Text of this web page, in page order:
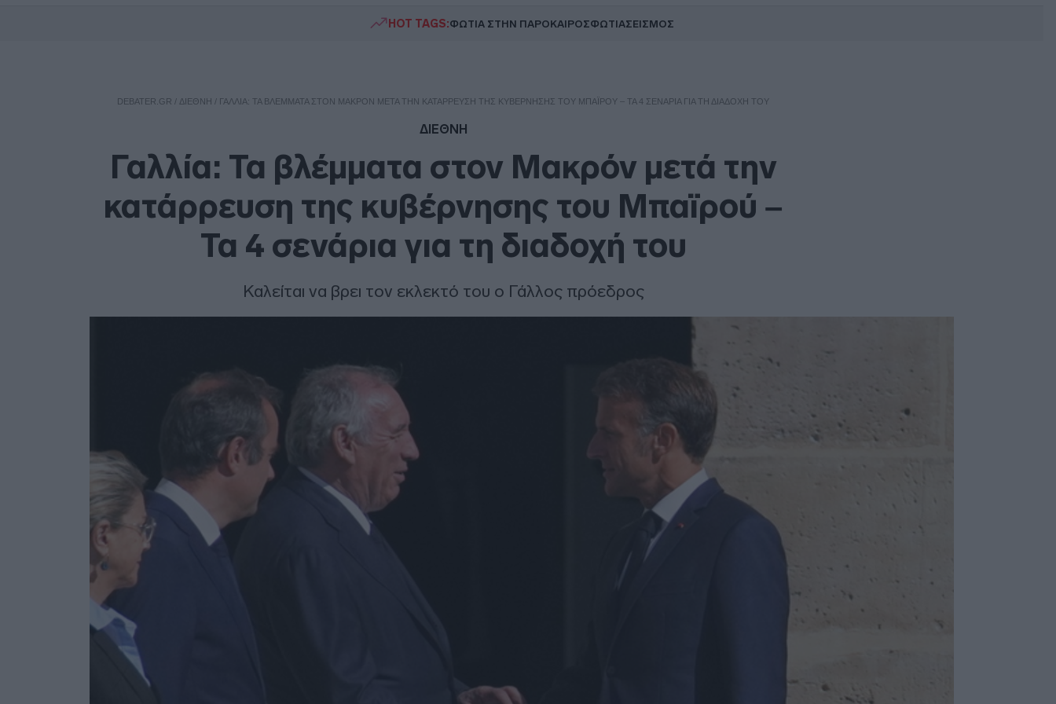
HOT TAGS:ΦΩΤΙΑ ΣΤΗΝ ΠΑΡΟΚΑΙΡΟΣΦΩΤΙΑΣΕΙΣΜΟΣ
DEBATER.GR / ΔΙΕΘΝΗ / ΓΑΛΛΊΑ: ΤΑ ΒΛΈΜΜΑΤΑ ΣΤΟΝ ΜΑΚΡΌΝ ΜΕΤΆ ΤΗΝ ΚΑΤΆΡΡΕΥΣΗ ΤΗΣ ΚΥΒΈΡΝΗΣΗΣ ΤΟΥ ΜΠΑΪΡΟΎ – ΤΑ 4 ΣΕΝΆΡΙΑ ΓΙΑ ΤΗ ΔΙΑΔΟΧΉ ΤΟΥ
ΔΙΕΘΝΗ
Γαλλία: Τα βλέμματα στον Μακρόν μετά την
κατάρρευση της κυβέρνησης του Μπαϊρού –
Τα 4 σενάρια για τη διαδοχή του
Καλείται να βρει τον εκλεκτό του ο Γάλλος πρόεδρος